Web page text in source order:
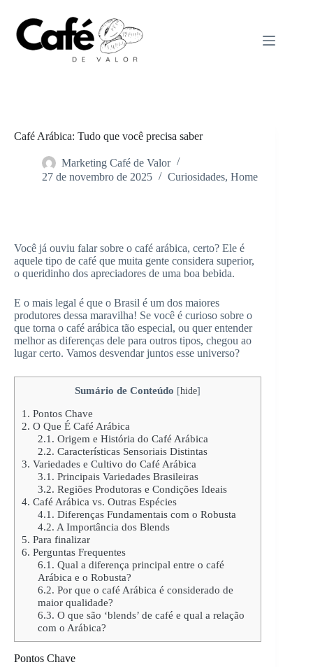
conteúdo
Café Arábica: Tudo que você precisa saber
Marketing Café de Valor
27 de novembro de 2025
Curiosidades, Home
Você já ouviu falar sobre o café arábica, certo? Ele é
aquele tipo de café que muita gente considera superior,
o queridinho dos apreciadores de uma boa bebida.
E o mais legal é que o Brasil é um dos maiores
produtores dessa maravilha! Se você é curioso sobre o
que torna o café arábica tão especial, ou quer entender
melhor as diferenças dele para outros tipos, chegou ao
lugar certo. Vamos desvendar juntos esse universo?
Sumário de Conteúdo [hide]
1. Pontos Chave
2. O Que É Café Arábica
2.1. Origem e História do Café Arábica
2.2. Características Sensoriais Distintas
3. Variedades e Cultivo do Café Arábica
3.1. Principais Variedades Brasileiras
3.2. Regiões Produtoras e Condições Ideais
4. Café Arábica vs. Outras Espécies
4.1. Diferenças Fundamentais com o Robusta
4.2. A Importância dos Blends
5. Para finalizar
6. Perguntas Frequentes
6.1. Qual a diferença principal entre o café
Arábica e o Robusta?
6.2. Por que o café Arábica é considerado de
maior qualidade?
6.3. O que são ‘blends’ de café e qual a relação
com o Arábica?
Pontos Chave